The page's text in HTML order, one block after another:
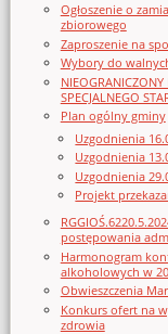
Ogłoszenie o
zbiorowego
Zaproszenie na
Wybory do
NIEOGRANICZONY
SPECJALNEGO
Plan ogólny gminy
Uzgodnienia
Uzgodnienia
Uzgodnienia
Projekt
postępowania
Harmonogram
alkoholowych w
Obwieszczenia
Konkurs ofert na
zdrowia